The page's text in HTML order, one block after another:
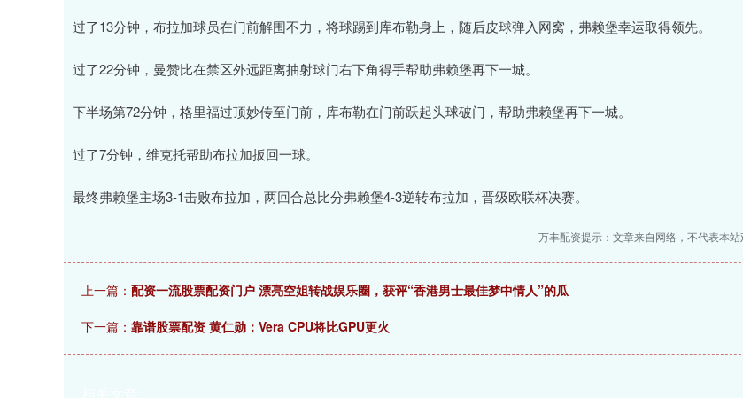
过了13分钟，布拉加球员在门前解围不力，将球踢到库布勒身上，随后皮球弹入网窝，弗赖堡幸运取得领先。
过了22分钟，曼赞比在禁区外远距离抽射球门右下角得手帮助弗赖堡再下一城。
下半场第72分钟，格里福过顶妙传至门前，库布勒在门前跃起头球破门，帮助弗赖堡再下一城。
过了7分钟，维克托帮助布拉加扳回一球。
最终弗赖堡主场3-1击败布拉加，两回合总比分弗赖堡4-3逆转布拉加，晋级欧联杯决赛。
万丰配资提示：文章来自网络，不代表本站
上一篇： 配资一流股票配资门户 漂亮空姐转战娱乐圈，获评“香港男士最佳梦中情人”的瓜
下一篇： 靠谱股票配资 黄仁勋：Vera CPU将比GPU更火